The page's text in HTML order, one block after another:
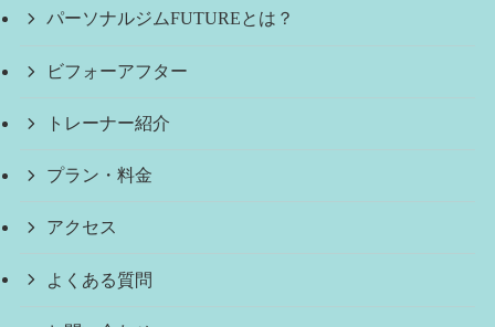
パーソナルジムFUTUREとは？
ビフォーアフター
トレーナー紹介
プラン・料金
アクセス
よくある質問